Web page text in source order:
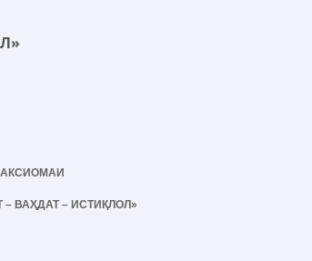
АКСИОМАИ
–ВАҲДАТ–ИСТИҚЛОЛ»